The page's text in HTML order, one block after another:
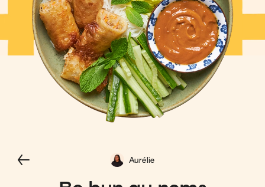
Aurélie